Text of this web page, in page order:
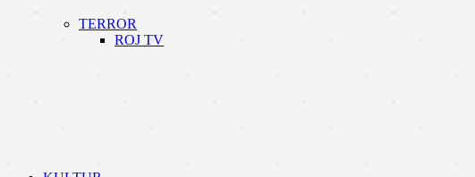
TERROR
ROJ TV